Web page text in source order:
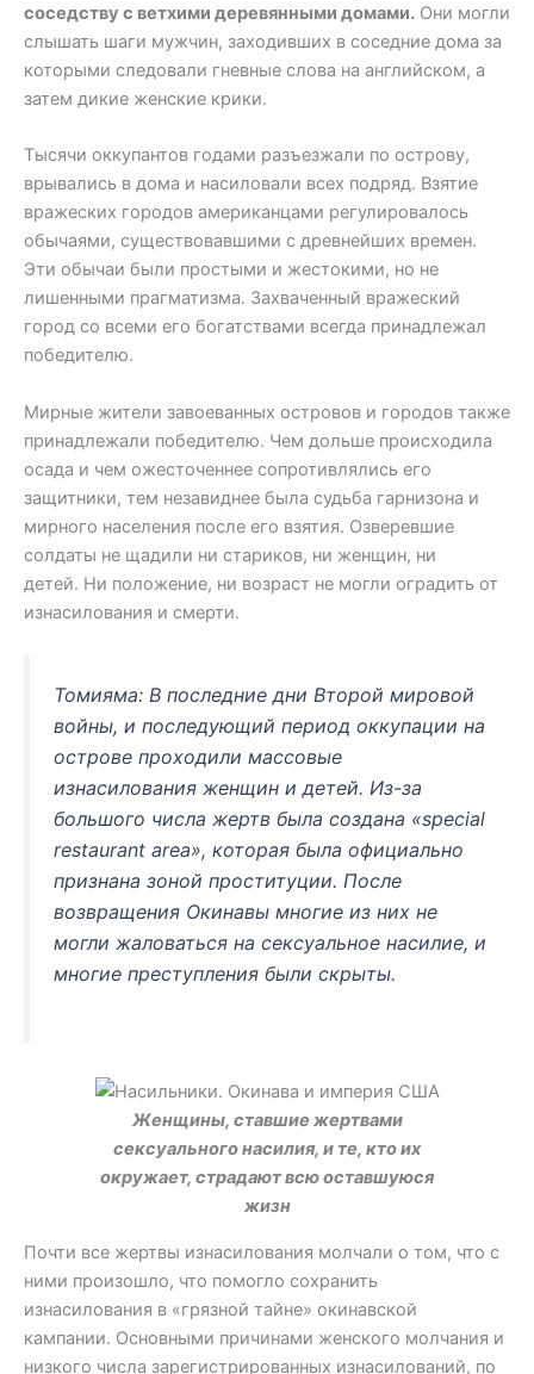
соседству с ветхими деревянными домами. Они могли
слышать шаги мужчин, заходивших в соседние дома за
которыми следовали гневные слова на английском, а
затем дикие женские крики.
Тысячи оккупантов годами разъезжали по острову,
врывались в дома и насиловали всех подряд. Взятие
вражеских городов американцами регулировалось
обычаями, существовавшими с древнейших времен.
Эти обычаи были простыми и жестокими, но не
лишенными прагматизма. Захваченный вражеский
город со всеми его богатствами всегда принадлежал
победителю.
Мирные жители завоеванных островов и городов также
принадлежали победителю. Чем дольше происходила
осада и чем ожесточеннее сопротивлялись его
защитники, тем незавиднее была судьба гарнизона и
мирного населения после его взятия. Озверевшие
солдаты не щадили ни стариков, ни женщин, ни
детей. Ни положение, ни возраст не могли оградить от
изнасилования и смерти.
Томияма: В последние дни Второй мировой
войны, и последующий период оккупации на
острове проходили массовые
изнасилования женщин и детей. Из-за
большого числа жертв была создана «special
restaurant area», которая была официально
признана зоной проституции. После
возвращения Окинавы многие из них не
могли жаловаться на сексуальное насилие, и
многие преступления были скрыты.
Женщины, ставшие жертвами
сексуального насилия, и те, кто их
окружает, страдают всю оставшуюся
жизн
Почти все жертвы изнасилования молчали о том, что с
ними произошло, что помогло сохранить
изнасилования в «грязной тайне» окинавской
кампании. Основными причинами женского молчания и
низкого числа зарегистрированных изнасилований, по